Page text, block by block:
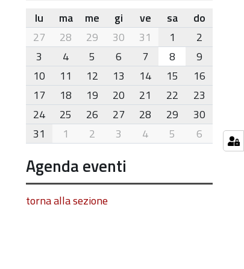
month-
8
lu ma me gi ve sa
do
27
28 29 30 31 1
2
3
4 5 6 7 8
9
10
11 12 13 14 15
16
17
18 19 20 21 22
23
24
25 26 27 28 29
30
31
1 2 3 4 5 6
Agenda eventi
torna alla sezione